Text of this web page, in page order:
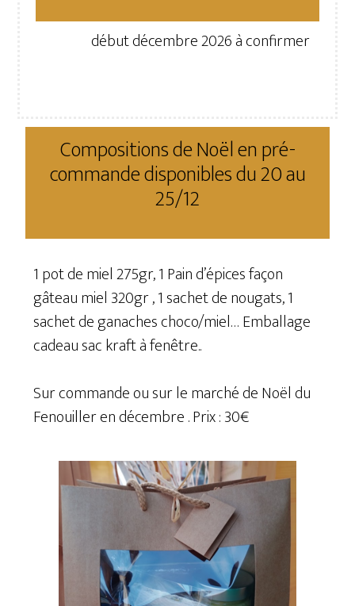
début décembre 2026 à confirmer
Compositions de Noël en pré-
commande disponibles du 20 au
25/12
1 pot de miel 275gr, 1 Pain d’épices façon
gâteau miel 320gr , 1 sachet de nougats, 1
sachet de ganaches choco/miel… Emballage
cadeau sac kraft à fenêtre..
Sur commande ou sur le marché de Noël du
Fenouiller en décembre . Prix : 30€